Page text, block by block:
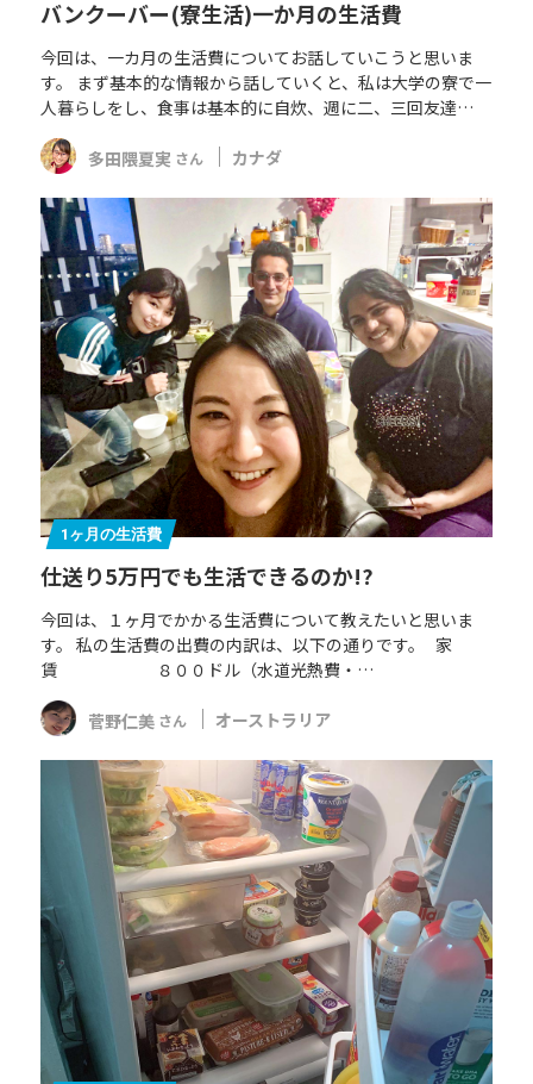
バンクーバー(寮生活)一か月の生活費
今回は、一カ月の生活費についてお話していこうと思いま
す。 まず基本的な情報から話していくと、私は大学の寮で一
人暮らしをし、食事は基本的に自炊、週に二、三回友達…
多田隈夏実 さん カナダ
1ヶ月の生活費
仕送り5万円でも生活できるのか!?
今回は、１ヶ月でかかる生活費について教えたいと思いま
す。 私の生活費の出費の内訳は、以下の通りです。 家
賃 ８００ドル（水道光熱費・…
菅野仁美 さん オーストラリア